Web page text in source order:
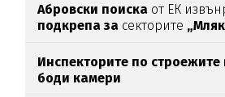
Абровски поиска от ЕК
подкрепа за секторите
Инспекторите по строежите
боди камери